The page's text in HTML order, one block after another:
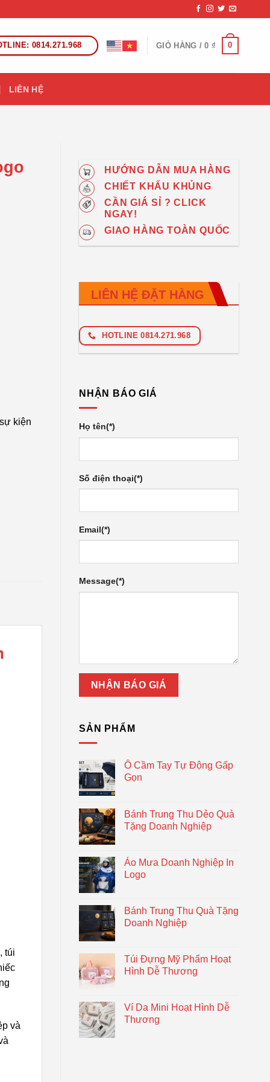
0814.271.968 GIỎ HÀNG /0 ₫ 0
LIÊN HỆ
HƯỚNG DẪN MUA HÀNG
CHIẾT KHẤU KHỦNG
CẦN GIÁ SỈ ? CLICK
NGAY!
GIAO HÀNG TOÀN QUỐC
LIÊN HỆ ĐẶT HÀNG
HOTLINE 0814.271.968
NHẬN BÁO GIÁ
Họ tên(*)
Số điện thoại(*)
Email(*)
Message(*)
SẢN PHẨM
Ô Cầm Tay Tự Động Gấp
Gọn
Bánh Trung Thu Dẻo Quà
Tặng Doanh Nghiệp
Áo Mưa Doanh Nghiệp In
Logo
Bánh Trung Thu Quà Tặng
Doanh Nghiệp
Túi Đựng Mỹ Phẩm Hoạt
Hình Dễ Thương
Ví Da Mini Hoạt Hình Dễ
Thương
kiện
túi
và